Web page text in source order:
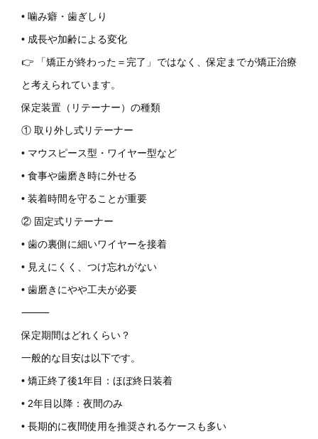
• 噛み癖・歯ぎしり
• 成長や加齢による変化
👉 「矯正が終わった＝完了」ではなく、保定までが矯正治療
と考えられています。
保定装置（リテーナー）の種類
① 取り外し式リテーナー
• マウスピース型・ワイヤー型など
• 食事や歯磨き時に外せる
• 装着時間を守ることが重要
② 固定式リテーナー
• 歯の裏側に細いワイヤーを接着
• 見えにくく、つけ忘れがない
• 歯磨きにやや工夫が必要
⸻
保定期間はどれくらい？
一般的な目安は以下です。
• 矯正終了後1年目：ほぼ終日装着
• 2年目以降：夜間のみ
• 長期的に夜間使用を推奨されるケースも多い